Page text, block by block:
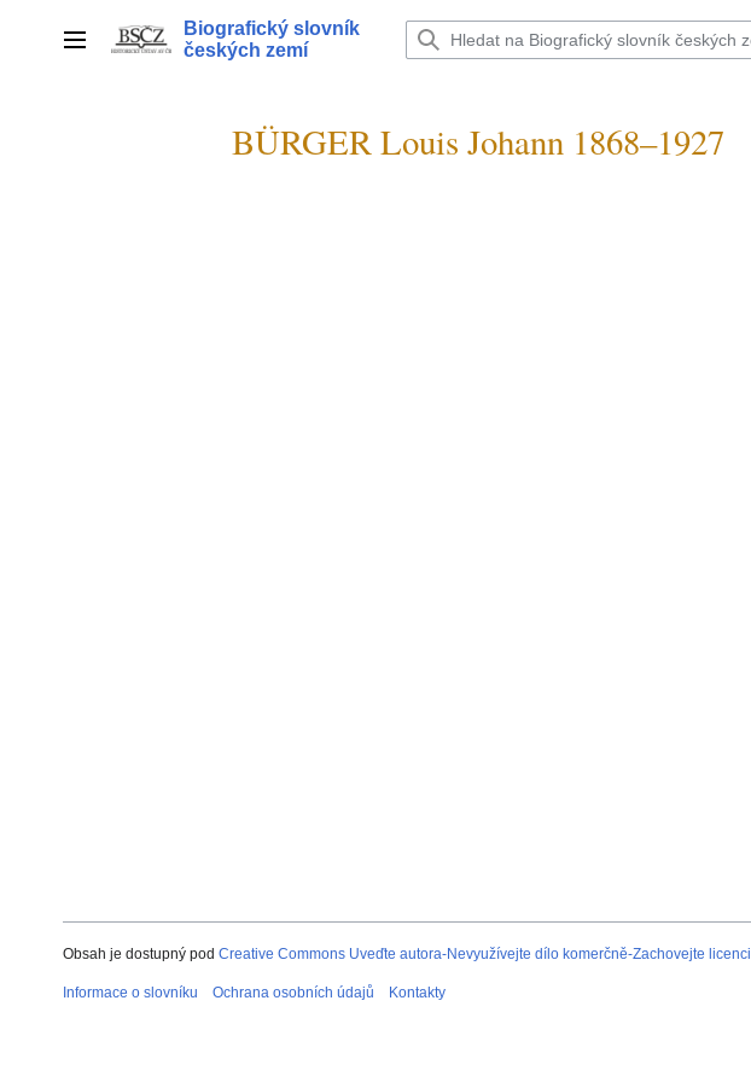
Hlavní menu
Biografický slovník
českých zemí
BÜRGER Louis Johann 1868–1927
Obsah je dostupný pod Creative Commons Uveďte autora-Nevyužívejte dílo komerčně-Zachovejte licenci
Informace o slovníku Ochrana osobních údajů Kontakty